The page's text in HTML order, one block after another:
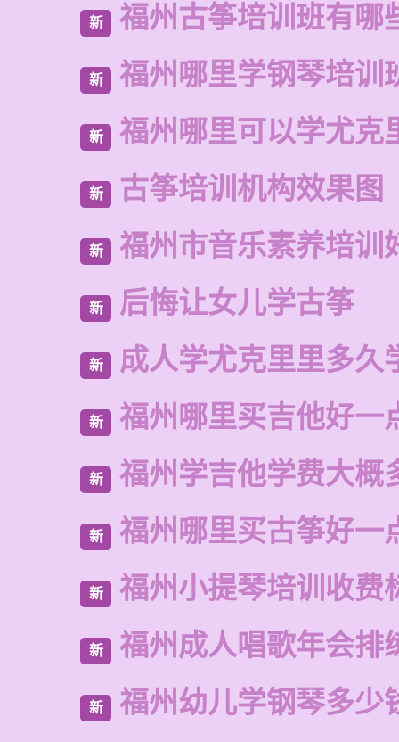
新 福州古筝培训班有哪
新 福州哪里学钢琴培训
新 福州哪里可以学尤克
新 古筝培训机构效果图
新 福州市音乐素养培训
新 后悔让女儿学古筝
新 成人学尤克里里多久
新 福州哪里买吉他好一
新 福州学吉他学费大概
新 福州哪里买古筝好一
新 福州小提琴培训收费
新 福州成人唱歌年会排
新 福州幼儿学钢琴多少